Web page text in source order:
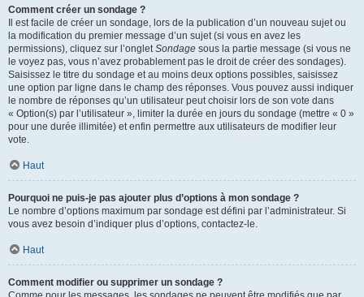
Comment créer un sondage ?
Il est facile de créer un sondage, lors de la publication d’un nouveau sujet ou
la modification du premier message d’un sujet (si vous en avez les
permissions), cliquez sur l’ongletSondage sous la partie message (si vous ne
le voyez pas, vous n’avez probablement pas le droit de créer des sondages).
Saisissez le titre du sondage et au moins deux options possibles, saisissez
une option par ligne dans le champ des réponses. Vous pouvez aussi indiquer
le nombre de réponses qu’un utilisateur peut choisir lors de son vote dans
« Option(s) par l’utilisateur », limiter la durée en jours du sondage (mettre « 0 »
pour une durée illimitée) et enfin permettre aux utilisateurs de modifier leur
vote.
Haut
Pourquoi ne puis-je pas ajouter plus d’options à mon sondage ?
Le nombre d’options maximum par sondage est défini par l’administrateur. Si
vous avez besoin d’indiquer plus d’options, contactez-le.
Haut
Comment modifier ou supprimer un sondage ?